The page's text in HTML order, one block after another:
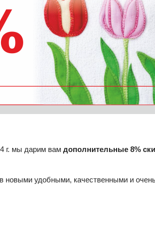
г. мы дарим вам дополнительные 8%
новыми удобными, качественными и